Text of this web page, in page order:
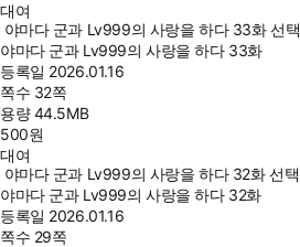
대여
야마다 군과 Lv999의 사랑을 하다 33화 선택
야마다 군과 Lv999의 사랑을 하다 33화
등록일 2026.01.16
쪽수 32쪽
용량44.5MB
500원
대여
야마다 군과 Lv999의 사랑을 하다 32화 선택
야마다 군과 Lv999의 사랑을 하다 32화
등록일 2026.01.16
쪽수 29쪽